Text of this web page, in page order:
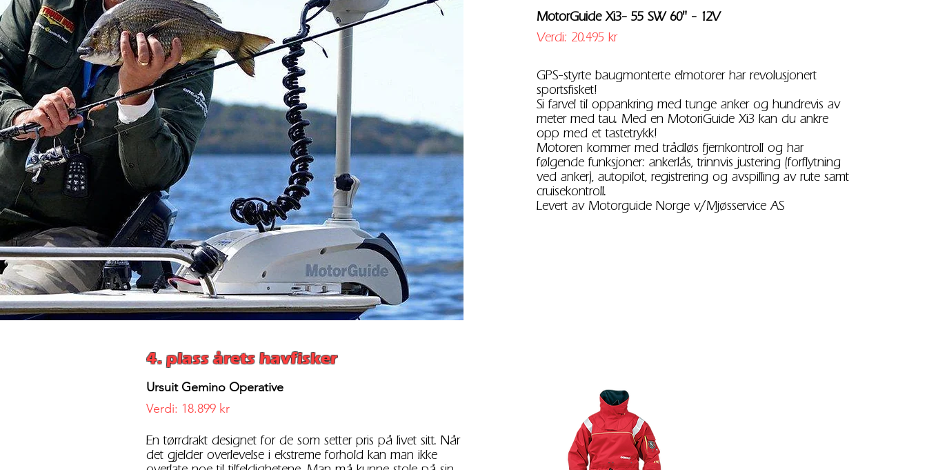
MotorGuide Xi3- 55 SW 60" - 12V
Verdi: 20.495 kr
GPS-styrte baugmonterte elmotorer har revolusjonert
sportsfisket!
Si farvel til oppankring med tunge anker og hundrevis av
meter med tau. Med en MotoriGuide Xi3 kan du ankre
opp med et tastetrykk!
Motoren kommer med trådløs fjernkontroll og har
følgende funksjoner: ankerlås, trinnvis justering (forflytning
ved anker), autopilot, registrering og avspilling av rute samt
cruisekontroll.
Levert av Motorguide Norge v/Mjøsservice AS
4. plass årets havfisker
Ursuit Gemino Operative
Verdi: 18.899 kr
En tørrdrakt designet for de som setter pris på livet sitt. Når
det gjelder overlevelse i ekstreme forhold kan man ikke